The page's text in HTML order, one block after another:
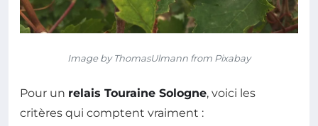
Image by ThomasUlmann from Pixabay
Pour un relais Touraine Sologne, voici les
critères qui comptent vraiment :